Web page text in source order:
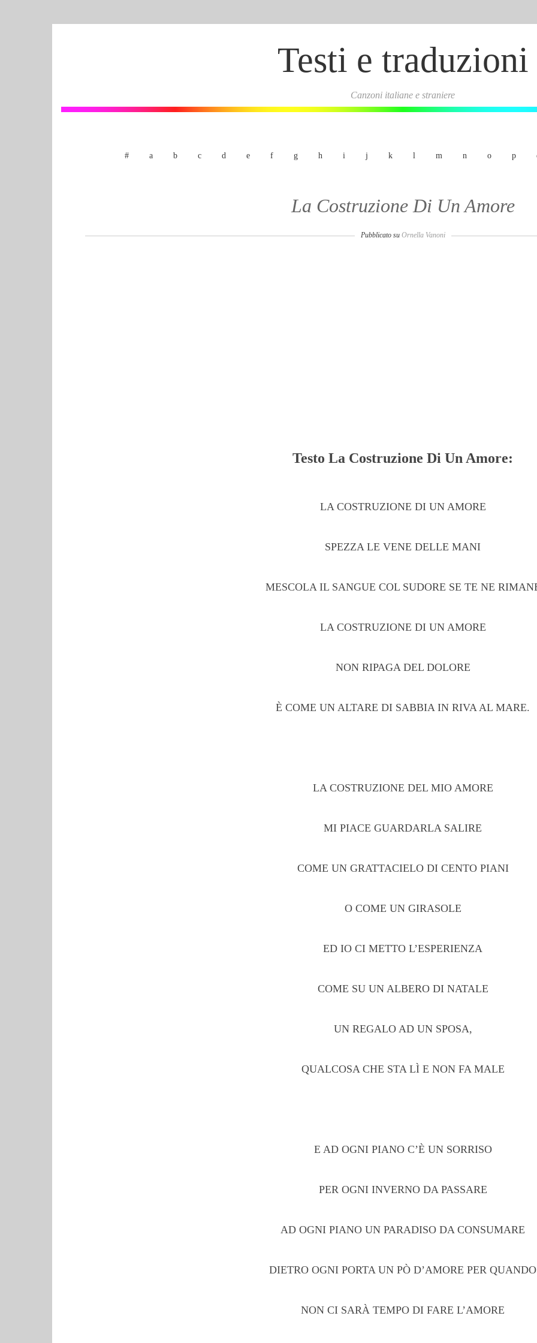
Testi e traduzioni
Canzoni italiane e straniere
# a b c d e f g h i j k l m n o p
La Costruzione Di Un Amore
Pubblicato su Ornella Vanoni
Testo La Costruzione Di Un Amore:
LA COSTRUZIONE DI UN AMORE
SPEZZA LE VENE DELLE MANI
MESCOLA IL SANGUE COL SUDORE SE TE NE
LA COSTRUZIONE DI UN AMORE
NON RIPAGA DEL DOLORE
È COME UN ALTARE DI SABBIA IN RIVA AL MARE.
LA COSTRUZIONE DEL MIO AMORE
MI PIACE GUARDARLA SALIRE
COME UN GRATTACIELO DI CENTO PIANI
O COME UN GIRASOLE
ED IO CI METTO L’ESPERIENZA
COME SU UN ALBERO DI NATALE
UN REGALO AD UN SPOSA,
QUALCOSA CHE STA LÌ E NON FA MALE
E AD OGNI PIANO C’È UN SORRISO
PER OGNI INVERNO DA PASSARE
AD OGNI PIANO UN PARADISO DA CONSUMARE
DIETRO OGNI PORTA UN PÒ D’AMORE PER QUANDO
NON CI SARÀ TEMPO DI FARE L’AMORE